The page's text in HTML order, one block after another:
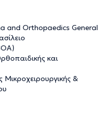
and Orthopaedics General
και
Μικροχειρουργικής &